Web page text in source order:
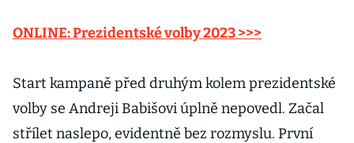
ONLINE: Prezidentské volby 2023 >>>
Start kampaně před druhým kolem prezidentské
volby se Andreji Babišovi úplně nepovedl. Začal
střílet naslepo, evidentně bez rozmyslu. První